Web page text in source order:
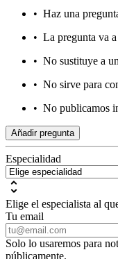
• Haz una
• La pregunta va
• No sustituye a
• No sirve para
• No publicamos
Añadir pregunta
Especialidad
Elige el especialista al
Tu email
Solo lo usaremos para
públicamente.